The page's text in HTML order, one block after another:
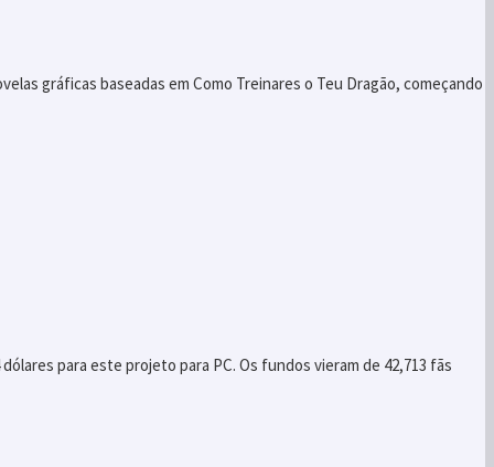
gráficas baseadas em Como Treinares o Teu Dragão, começando
para este projeto para PC. Os fundos vieram de 42,713 fãs